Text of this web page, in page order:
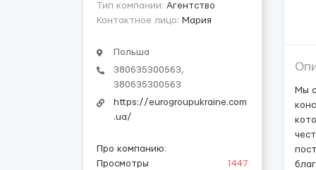
Тип компании: Агентство
Контактное лицо: Мария
Польша
380635300563,
380635300563
https://eurogroupukraine.com
.ua/
Про компанию:
Просмотры
1447
Мы